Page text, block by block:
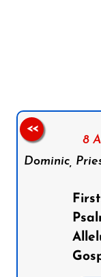
8
Dominic,
<<